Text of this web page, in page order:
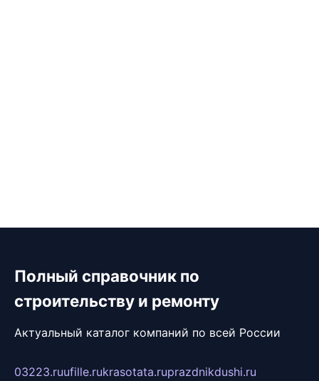
Полный справочник по
строительству и ремонту
Актуальный каталог компаний по всей России
03223.ruufille.rukrasotata.ruprazdnikdushi.ru